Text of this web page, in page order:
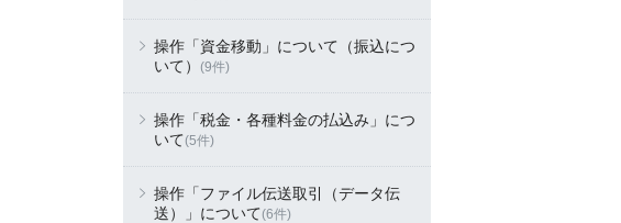
操作「資金移動」について（振込につ
いて）
(9件)
操作「税金・各種料金の払込み」につ
いて(5件)
操作「ファイル伝送取引（データ伝
送）」について(6件)